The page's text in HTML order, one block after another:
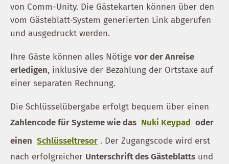
von Comm-Unity. Die Gästekarten können über den
vom Gästeblatt-System generierten Link abgerufen
und ausgedruckt werden.
Ihre Gäste können alles Nötige vor der Anreise
erledigen, inklusive der Bezahlung der Ortstaxe auf
einer separaten Rechnung.
Die Schlüsselübergabe erfolgt bequem über einen
Zahlencode für Systeme wie das Nuki Keypad oder
einen Schlüsseltresor . Der Zugangscode wird erst
nach erfolgreicher Unterschrift des Gästeblatts und